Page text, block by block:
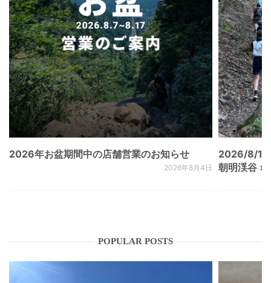
2026年お盆期間中の店舗営業のお知らせ
2026年8月4日
2026/8/
朝明渓谷 ×
POPULAR POSTS